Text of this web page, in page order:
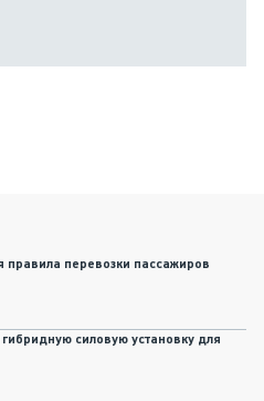
правила перевозки пассажиров
силовую установку для